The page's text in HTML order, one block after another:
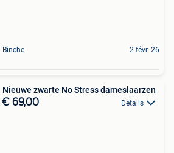
Binche 2 févr. 26
Nieuwe zwarte No Stress dameslaarzen
€ 69,00 Détails